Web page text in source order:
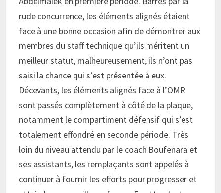
rude concurrence, les éléments alignés étaient
face à une bonne occasion afin de démontrer aux
membres du staff technique qu’ils méritent un
meilleur statut, malheureusement, ils n’ont pas
saisi la chance qui s’est présentée à eux.
Décevants, les éléments alignés face à l’OMR
sont passés complètement à côté de la plaque,
notamment le compartiment défensif qui s’est
totalement effondré en seconde période. Très
loin du niveau attendu par le coach Boufenara et
ses assistants, les remplaçants sont appelés à
continuer à fournir les efforts pour progresser et